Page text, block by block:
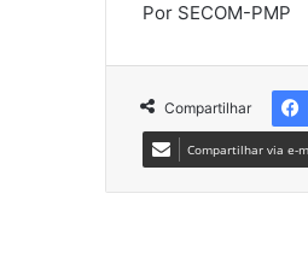
Por SECOM-PMP
Compartilhar
Compartilhar via e-